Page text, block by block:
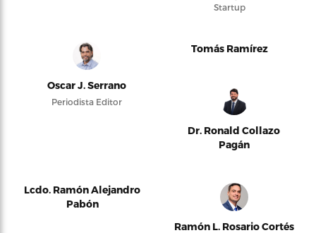
Startup
Oscar J. Serrano
Periodista Editor
Tomás Ramírez
Dr. Ronald Collazo
Pagán
Lcdo. Ramón Alejandro
Pabón
Ramón L. Rosario Cortés